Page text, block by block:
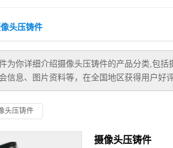
头压铸件
为你详细介绍摄像头压铸件的产品分类,包括
信息、图片资料等，在全国地区获得用户好
头压铸件
摄像头压铸件